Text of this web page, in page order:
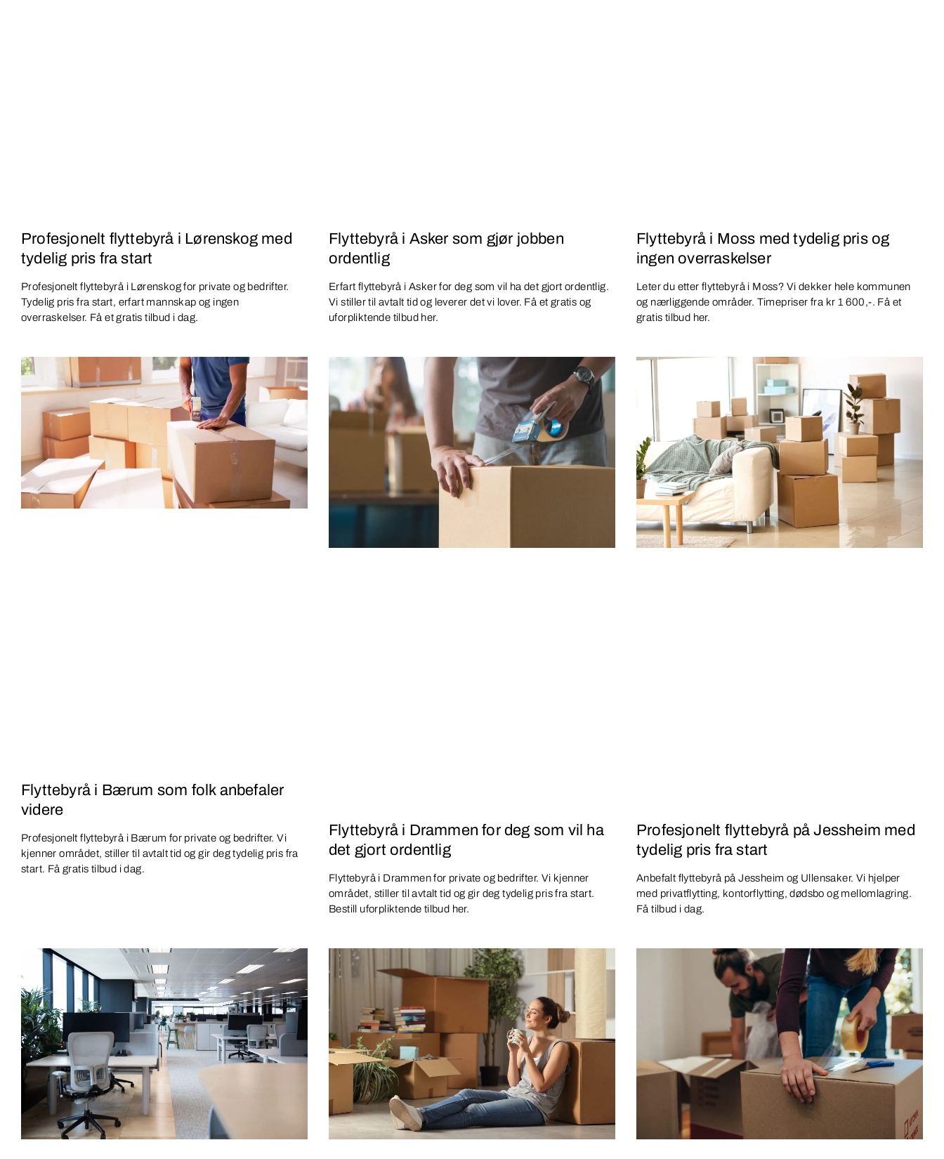
Profesjonelt flyttebyrå i Lørenskog med
tydelig pris fra start
Profesjonelt flyttebyrå i Lørenskog for private og bedrifter.
Tydelig pris fra start, erfart mannskap og ingen
overraskelser. Få et gratis tilbud i dag.
Flyttebyrå i Asker som gjør jobben
ordentlig
Erfart flyttebyrå i Asker for deg som vil ha det gjort ordentlig.
Vi stiller til avtalt tid og leverer det vi lover. Få et gratis og
uforpliktende tilbud her.
Flyttebyrå i Moss med tydelig pris og
ingen overraskelser
Leter du etter flyttebyrå i Moss? Vi dekker hele kommunen
og nærliggende områder. Timepriser fra kr 1 600,-. Få et
gratis tilbud her.
Flyttebyrå i Bærum som folk anbefaler
videre
Profesjonelt flyttebyrå i Bærum for private og bedrifter. Vi
kjenner området, stiller til avtalt tid og gir deg tydelig pris fra
start. Få gratis tilbud i dag.
Flyttebyrå i Drammen for deg som vil ha
det gjort ordentlig
Flyttebyrå i Drammen for private og bedrifter. Vi kjenner
området, stiller til avtalt tid og gir deg tydelig pris fra start.
Bestill uforpliktende tilbud her.
Profesjonelt flyttebyrå på Jessheim med
tydelig pris fra start
Anbefalt flyttebyrå på Jessheim og Ullensaker. Vi hjelper
med privatflytting, kontorflytting, dødsbo og mellomlagring.
Få tilbud i dag.